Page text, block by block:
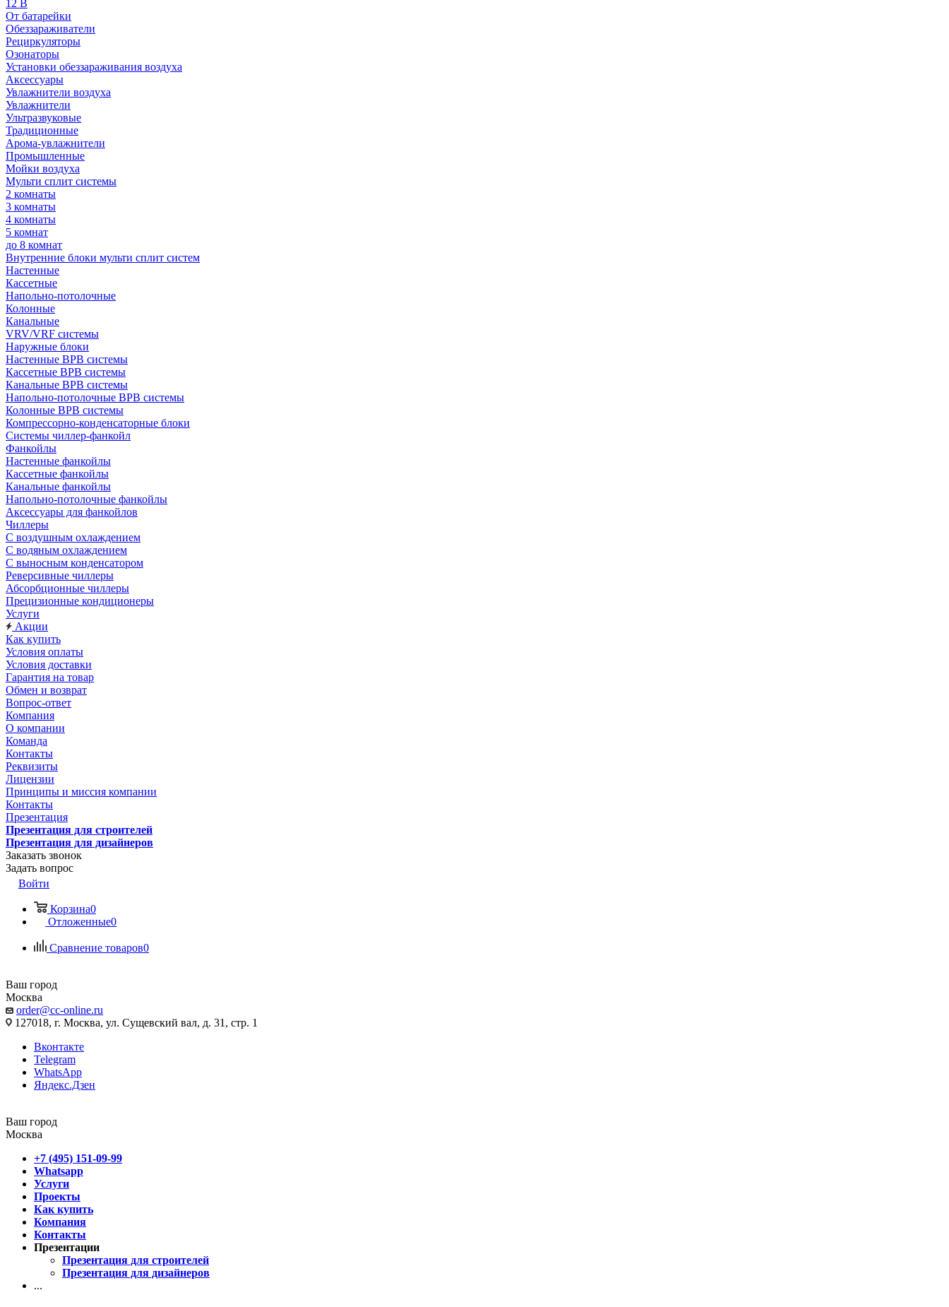
12 В
От батарейки
Обеззараживатели
Рециркуляторы
Озонаторы
Установки обеззараживания воздуха
Аксессуары
Увлажнители воздуха
Увлажнители
Ультразвуковые
Традиционные
Арома-увлажнители
Промышленные
Мойки воздуха
Мульти сплит системы
2 комнаты
3 комнаты
4 комнаты
5 комнат
до 8 комнат
Внутренние блоки мульти сплит систем
Настенные
Кассетные
Напольно-потолочные
Колонные
Канальные
VRV/VRF системы
Наружные блоки
Настенные ВРВ системы
Кассетные ВРВ системы
Канальные ВРВ системы
Напольно-потолочные ВРВ системы
Колонные ВРВ системы
Компрессорно-конденсаторные блоки
Системы чиллер-фанкойл
Фанкойлы
Настенные фанкойлы
Кассетные фанкойлы
Канальные фанкойлы
Напольно-потолочные фанкойлы
Аксессуары для фанкойлов
Чиллеры
С воздушным охлаждением
С водяным охлаждением
С выносным конденсатором
Реверсивные чиллеры
Абсорбционные чиллеры
Прецизионные кондиционеры
Услуги
Акции
Как купить
Условия оплаты
Условия доставки
Гарантия на товар
Обмен и возврат
Вопрос-ответ
Компания
О компании
Команда
Контакты
Реквизиты
Лицензии
Принципы и миссия компании
Контакты
Презентация
Презентация для строителей
Презентация для дизайнеров
Заказать звонок
Задать вопрос
Войти
Корзина0
Отложенные0
Сравнение товаров0
Ваш город
Москва
order@cc-online.ru
127018, г. Москва, ул. Сущевский вал, д. 31, стр. 1
Вконтакте
Telegram
WhatsApp
Яндекс.Дзен
Ваш город
Москва
+7 (495) 151-09-99
Whatsapp
Услуги
Проекты
Как купить
Компания
Контакты
Презентации
Презентация для строителей
Презентация для дизайнеров
...